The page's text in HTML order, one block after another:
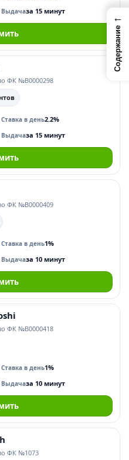
Выдачаза 15 минут
ФК №В0000298
Ставка в день2.2%
Выдачаза 15 минут
ФК №В0000409
Ставка в день1%
Выдачаза 10 минут
ФК №В0000418
Ставка в день1%
Выдачаза 10 минут
ФК №1073
←
Содержание